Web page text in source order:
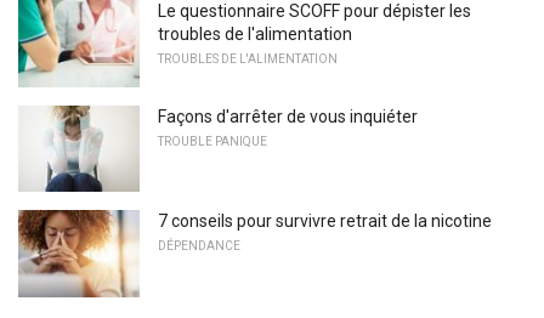
Le questionnaire SCOFF pour dépister les
troubles de l'alimentation
TROUBLES DE L'ALIMENTATION
Façons d'arrêter de vous inquiéter
TROUBLE PANIQUE
7 conseils pour survivre retrait de la nicotine
DÉPENDANCE